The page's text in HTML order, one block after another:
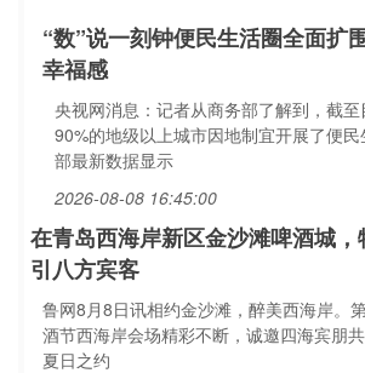
“数”说一刻钟便民生活圈全面扩
幸福感
央视网消息：记者从商务部了解到，截
90%的地级以上城市因地制宜开展了便
部最新数据显示
2026-08-08 16:45:00
在青岛西海岸新区金沙滩啤酒城
引八方宾客
鲁网8月8日讯相约金沙滩，醉美西海岸。
酒节西海岸会场精彩不断，诚邀四海宾朋
夏日之约